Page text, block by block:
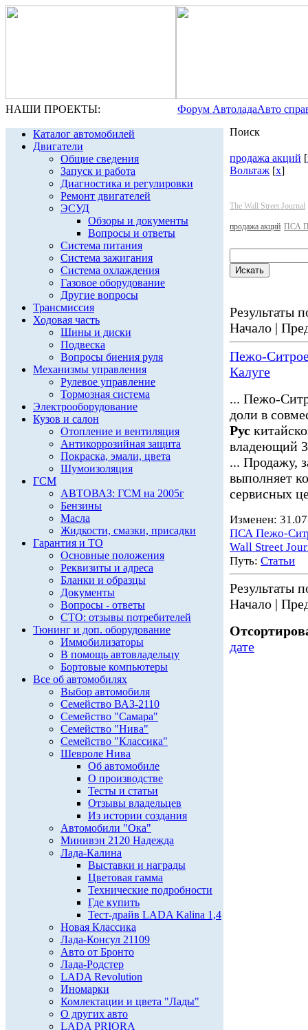
НАШИ ПРОЕКТЫ: Форум АвтоладаАвто
Каталог автомобилей
Двигатели
Общие сведения
Запуск и работа
Диагностика и регулировки
Ремонт двигателей
ЭСУД
Обзоры и документы
Вопросы и ответы
Система питания
Система зажигания
Система охлаждения
Газовое оборудование
Другие вопросы
Трансмиссия
Ходовая часть
Шины и диски
Подвеска
Вопросы биения руля
Механизмы управления
Рулевое управление
Тормозная система
Электрооборудование
Кузов и салон
Отопление и вентиляция
Антикоррозийная защита
Покраска, эмали, цвета
Шумоизоляция
ГСМ
АВТОВАЗ: ГСМ на 2005г
Бензины
Масла
Жидкости, смазки, присадки
Гарантия и ТО
Основные положения
Реквизиты и адреса
Бланки и образцы
Документы
Вопросы - ответы
СТО: отзывы потребителей
Тюнинг и доп. оборудование
Иммобилизаторы
В помощь автовладельцу
Бортовые компьютеры
Все об автомобилях
Выбор автомобиля
Семейство ВАЗ-2110
Семейство "Самара"
Семейство "Нива"
Семейство "Классика"
Шевроле Нива
Об автомобиле
О производстве
Тесты и статьи
Отзывы владельцев
Из истории создания
Автомобили "Ока"
Минивэн 2120 Надежда
Лада-Калина
Выставки и награды
Цветовая гамма
Технические подробности
Где купить
Тест-драйв LADA Kalina 1,4
Новая Классика
Лада-Консул 21109
Авто от Бронто
Лада-Родстер
LADA Revolution
Иномарки
Комлектации и цвета "Лады"
О других авто
LADA PRIORA
Поиск
продажа акций [
Вольтаж [x]
The Wall Street Journal
продажа акций ПСА
Результаты
Начало |
Пежо-
Калуге
... Пежо-
доли в
Рус
владеющий
... Продажу,
выполняет
сервисных
Изменен:
ПСА Пежо-
Wall Street
Путь: Статьи
Результаты
Начало |
дате